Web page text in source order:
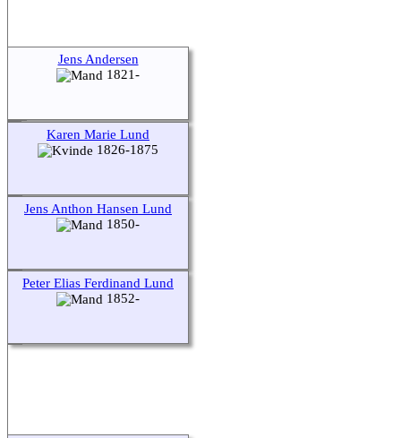
Jens Andersen
1821-
Karen Marie Lund
1826-1875
Jens Anthon Hansen Lund
1850-
Peter Elias Ferdinand Lund
1852-